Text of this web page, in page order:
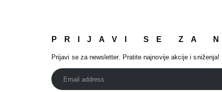
PRIJAVI SE ZA
Prijavi se za newsletter. Pratite najnovije akcije i sniženja!